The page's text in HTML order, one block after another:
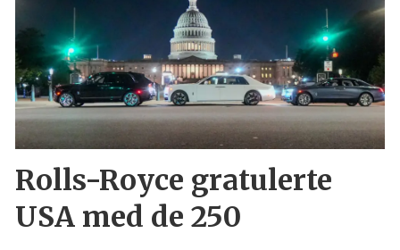
Rolls-Royce gratulerte
USA med de 250